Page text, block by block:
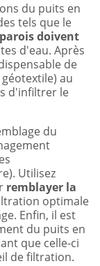
du puits en
tels que le
parois doivent
d'eau. Après
de
au
d'infiltrer le
du
Utilisez
remblayer la
optimale
Enfin, il est
du puits en
que celle-ci
de filtration.